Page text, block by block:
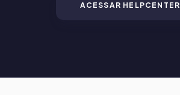
ACESSAR HELPCENTER